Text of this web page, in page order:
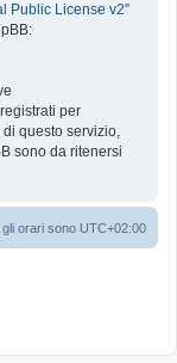
Public License v2”
per
questo servizio,
sono da ritenersi
gli orari sono UTC+02:00